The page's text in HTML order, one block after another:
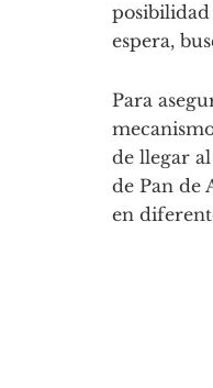
espera,
Para
de llegar
de Pan de
en